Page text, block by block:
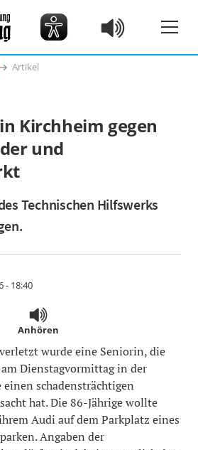
Artikel
Kirchheim gegen
und
Technischen Hilfswerks
- 18:40
Anhören
wurde eine Seniorin, die
Dienstagvormittag in der
einen schadensträchtigen
hat. Die 86-Jährige wollte
Audi auf dem Parkplatz eines
Angaben der